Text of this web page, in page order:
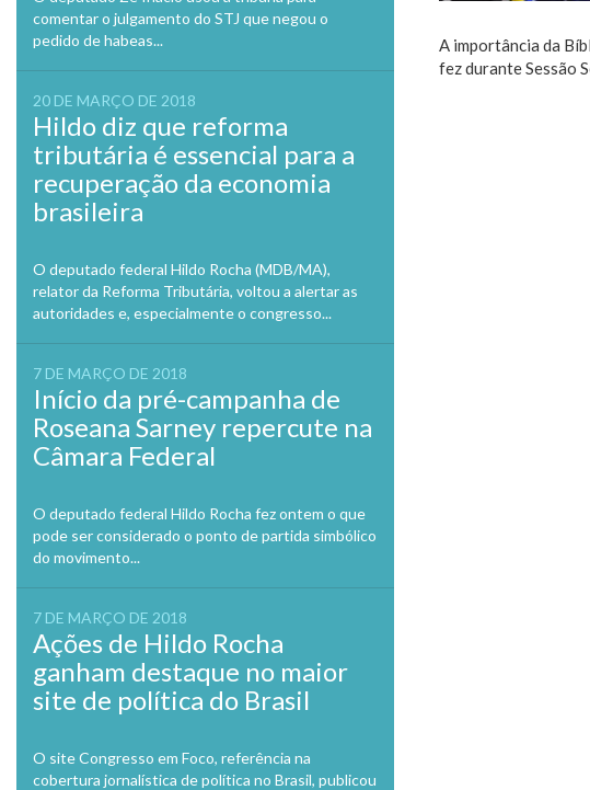
comentar o julgamento do STJ que negou o
pedido de habeas...
20 DE MARÇO DE 2018
Hildo diz que reforma
tributária é essencial para a
recuperação da economia
brasileira
O deputado federal Hildo Rocha (MDB/MA),
relator da Reforma Tributária, voltou a alertar as
autoridades e, especialmente o congresso...
7 DE MARÇO DE 2018
Início da pré-campanha de
Roseana Sarney repercute na
Câmara Federal
O deputado federal Hildo Rocha fez ontem o que
pode ser considerado o ponto de partida simbólico
do movimento...
7 DE MARÇO DE 2018
Ações de Hildo Rocha
ganham destaque no maior
site de política do Brasil
O site Congresso em Foco, referência na
cobertura jornalística de política no Brasil, publicou
A importância da
fez durante Sessão